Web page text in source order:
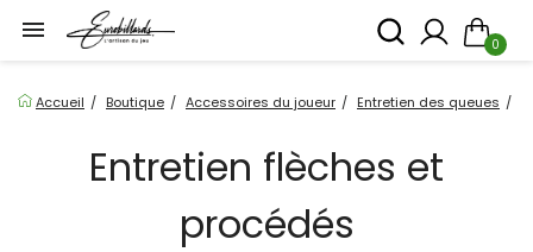

0
Accueil Boutique Accessoires du joueur Entretien des queues
Entretien flèches et
procédés